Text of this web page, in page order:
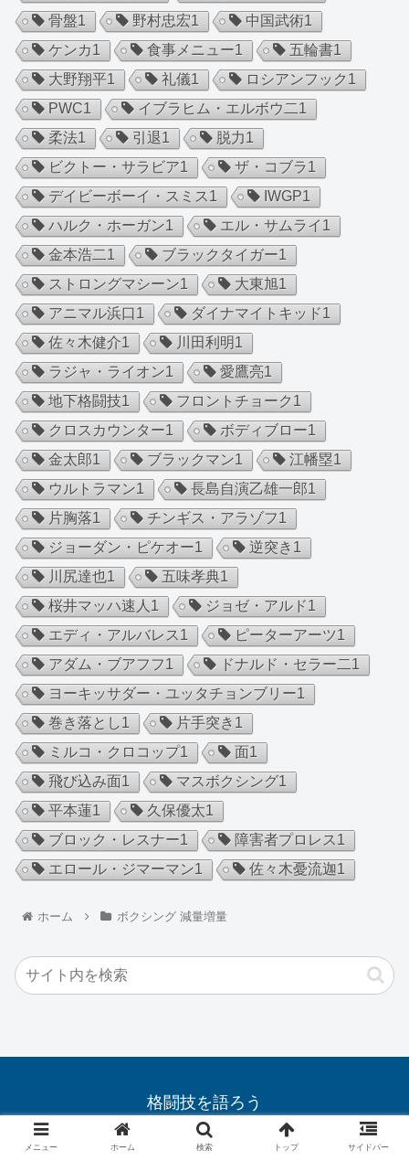
骨盤1 野村忠宏1 中国武術1
ケンカ1 食事メニュー1 五輪書1
大野翔平1 礼儀1 ロシアンフック1
PWC1 イブラヒム・エルボウ二1
柔法1 引退1 脱力1
ビクトー・サラビア1 ザ・コブラ1
デイビーボーイ・スミス1 IWGP1
ハルク・ホーガン1 エル・サムライ 1
金本浩二1 ブラックタイガー1
ストロングマシーン1 大東旭1
アニマル浜口 1 ダイナマイトキッド1
佐々木健介1 川田利明1
ラジャ・ライオン1 愛鷹亮1
地下格闘技1 フロントチョーク1
クロスカウンター1 ボディブロー1
金太郎1 ブラックマン1 江幡塁1
ウルトラマン1 長島自演乙雄一郎1
片胸落1 チンギス・アラゾフ1
ジョーダン・ピケオー1 逆突き 1
川尻達也1 五味孝典1
桜井マッハ速人 1 ジョゼ・アルド1
エディ・アルバレス1 ピーターアーツ1
アダム・ブアフフ1 ドナルド・セラー二1
ヨーキッサダー・ユッタチョンブリー1
巻き落とし1 片手突き 1
ミルコ・クロコップ1 面1
飛び込み面1 マスボクシング1
平本蓮1 久保優太1
ブロック・レスナー1 障害者プロレス1
エロール・ジマーマン1 佐々木憂流迦1
ホーム ボクシング 減量増量
格闘技を語ろう
© 2019 格闘技を語ろう.
メニュー ホーム 検索 トップ サイドバー